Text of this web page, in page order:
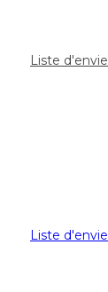
Liste d'envie
Liste d'envie